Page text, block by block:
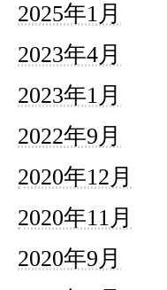
2025年1月
2023年4月
2023年1月
2022年9月
2020年12月
2020年11月
2020年9月